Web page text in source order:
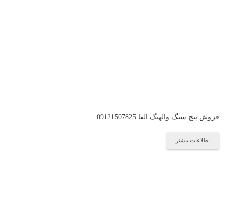
فروش پیچ سنگ والهنگ الفا 09121507825
اطلاعات بیشتر